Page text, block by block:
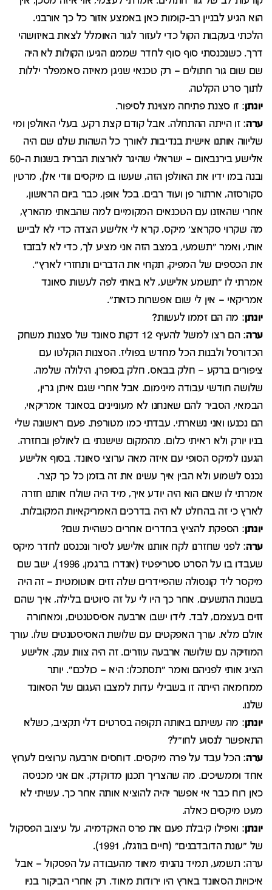
הוא הגיע לבניין רב-קומות כאן באמצע אזור כל כך אורבני.
הלכתי בעקבות הקול כדי לעזור לגור האומלל לצאת באיזושהי
דרך. כשנכנסתי סוף סוף לחדר שממנו הגיעו הקולות לא היה
שם שום גור חתולים – רק טכנאי שניגן מאיזה סאמפלר יללות
לתוך סרט הקלטה.
יונתן: זו סצנת פתיחה מצוינת לסיפור.
ערה: זו הייתה ההתחלה. אבל קודם קצת רקע. בעלי האולפן ומי
שליווה אותנו אישית בנדיבות לאורך כל השהות שלנו שם היה
אלישע בירנבאום – ישראלי שהיגר לארצות הברית בשנות ה-50
ובנה במו ידיו את האולפן הזה, שעשו בו מיקסים וודי אלן, מרטין
סקורסזה, ארתור פן ועוד רבים. בכל אופן, כבר ביום הראשון,
אחרי שהאזנו עם הטכנאים המקומיים למה שהבאתי מהארץ,
מה שקרוי סקראצ' מיקס, קרא לי אלישע הצדה כדי לא לבייש
אותי, ואמר "תשמעי, במצב הזה אני מציע לך, כדי לא לבזבז
את הכספים של המפיק, תקחי את הדברים ותחזרי לארץ".
אמרתי לו "תשמע אלישע, לא באתי לפה לעשות סאונד
אמריקאי – אין לי שום אפשרות כזאת".
יונתן: מה הם זממו לעשות?
ערה
: הם רצו למשל להעיף 12 דקות סאונד של סצנות משחק
הכדורסל ולבנות הכל מחדש בפוליז. הסצנות הוקלטו עם
ציפורים ברקע – חלק בבאס, חלק בסופרן. הילולה שלמה.
שלושה חודשי עבודה מינימום. אבל אחרי שגם איתן גרין,
הבמאי, הסביר להם שאנחנו לא מעוניינים בסאונד אמריקאי,
הם נכנעו ואני נשארתי. עבדתי כמו מטורפת. פעם ראשונה שלי
בניו יורק ולא ראיתי כלום. מהמקום שישנתי בו לאולפן ובחזרה.
הגענו למיקס הסופי עם איזה מאה ערוצי סאונד. בסוף אלישע
נכנס לשמוע ולא הבין איך עשינו את זה בזמן כל כך קצר.
אמרתי לו שאם הוא היה יודע איך, מיד היה שולח אותנו חזרה
לארץ כי זה בהחלט לא היה בדרכים האמריקאיות המקובלות.
יונתן: הספקת להציץ בחדרים אחרים כשהיית שם?
ערה: לפני שחזרנו לקח אותנו אלישע לסיור ונכנסנו לחדר מיקס
שעבדו בו על הסרט סטריפטיז (אנדרו ברגמן, 1996), ישב שם
מיקסר ליד קונסולה שהפיידרים שלה זזים אוטומטית – זה היה
בשנות התשעים, אחר כך היו לי על זה סיוטים בלילה, איך שהם
זזים בעצמם, לבד. לידו ישבו ארבעה אסיסטנטים, ומאחורה
אולם מלא. עורך האפקטים עם שלושת האסיסטנטים שלו. עורך
המוזיקה עם שלושה ארבעה עוזרים. זה היה צוות ענק. אלישע
הציג אותי לפניהם ואמר "תסתכלו: היא – כולכם". יותר
ממחמאה הייתה זו בשבילי עדות למצבו העגום של הסאונד
שלנו.
יונתן: מה עשיתם באותה תקופה בסרטים דלי תקציב, כשלא
התאפשר לנסוע לחו"ל?
ערה: הכל עבד על פרה מיקסים. דוחסים ארבעה ערוצים לערוץ
אחד וממשיכים. מה שהצריך תכנון מדוקדק. אם אני מכניסה
כאן רוח כבר אי אפשר יהיה להוציא אותה אחר כך. עשיתי לא
מעט מיקסים כאלה.
יונתן: ואפילו קיבלת פעם את פרס האקדמיה, על עיצוב הפסקול
של "עונת הדובדבנים" (חיים בוזגלו, 1991).
ערה: תשמע, תמיד נהניתי מאוד מהעבודה על הפסקול – אבל
איכויות הסאונד בארץ היו ירודות מאוד. רק אחרי הביקור בניו